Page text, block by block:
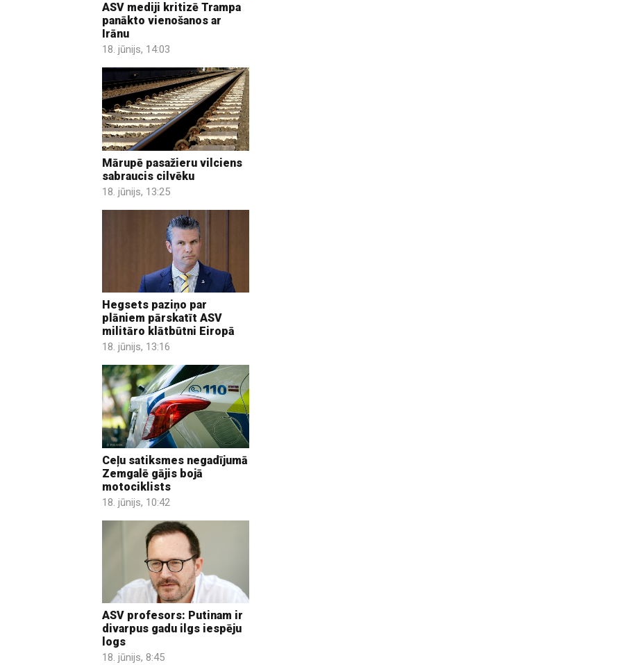
ASV mediji kritizē Trampa
panākto vienošanos ar
Irānu
18. jūnijs, 14:03
Mārupē pasažieru vilciens
sabraucis cilvēku
18. jūnijs, 13:25
Hegsets paziņo par
plāniem pārskatīt ASV
militāro klātbūtni Eiropā
18. jūnijs, 13:16
Ceļu satiksmes negadījumā
Zemgalē gājis bojā
motociklists
18. jūnijs, 10:42
ASV profesors: Putinam ir
divarpus gadu ilgs iespēju
logs
18. jūnijs, 8:45